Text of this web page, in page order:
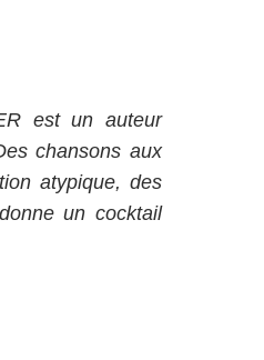
est un auteur
chansons aux
atypique, des
un cocktail